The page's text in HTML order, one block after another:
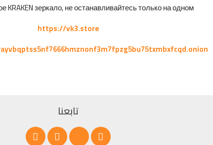
зеркало, не останавливайтесь только на одном.
https://vk3.store
تابعنا